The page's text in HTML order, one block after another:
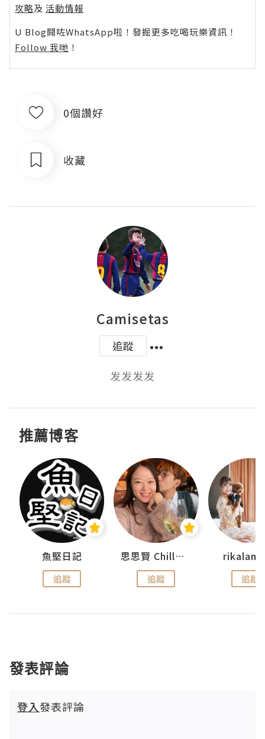
攻略及 活動情報
U Blog開咗WhatsApp啦！發掘更多吃喝玩樂資訊！
Follow 我哋 ！
0個讚好
收藏
Camisetas
追蹤
发发发发
推薦博客
魚堅日記
追蹤
思思賢 ChillMyBabe
追蹤 追蹤
發表評論
登入發表評論